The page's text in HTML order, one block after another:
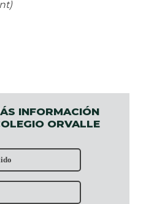
INFORMACIÓN
ORVALLE